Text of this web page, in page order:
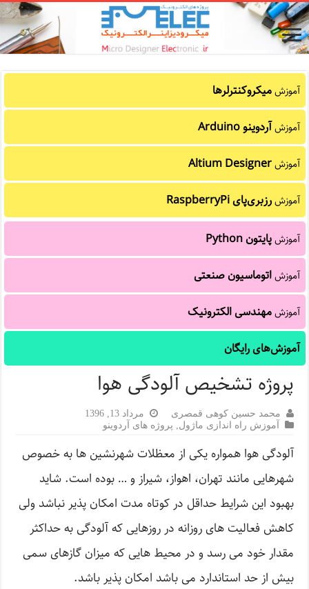
آموزشمیکروکنترلرها
آموزشآردوینو Arduino
آموزشAltium Designer
آموزشرزبری‌پای RaspberryPi
آموزشپایتون Python
آموزشاتوماسیون صنعتی
آموزشمهندسی الکترونیک
آموزش‌های رایگان
پروژه تشخیص آلودگی هوا
محمد حسین کوهی قمصری
مرداد 13, 1396
آموزش راه اندازی ماژول
پروژه های آردوینو
آلودگی هوا همواره یکی از معظلات شهرنشین ها به خصوص
شهرهایی مانند تهران، اهواز، شیراز و … بوده است. شاید
بهبود این شرایط حداقل در کوتاه مدت امکان پذیر نباشد ولی
کاهش فعالیت های روزانه در روزهایی که آلودگی به حداکثر
مقدار خود می رسد و در محیط هایی که میزان گازهای سمی
بیش از حد استاندارد می باشد امکان پذیر باشد.